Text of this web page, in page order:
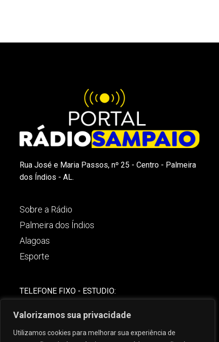
Valorizamos sua privacidade
Utilizamos cookies para melhorar sua experiência de
Rua José e Maria Passos, nº 25 - Centro - Palmeira
dos Índios - AL.
Sobre a Rádio
Palmeira dos Índios
Alagoas
Esporte
TELEFONE FIXO - ESTUDIO:
(82) 99621-8806